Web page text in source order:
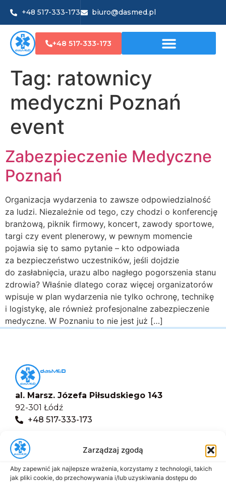
Zarządzaj zgodą
Aby zapewnić jak najlepsze wrażenia, korzystamy z technologii, takich
jak pliki cookie, do przechowywania i/lub uzyskiwania dostępu do
+48 517-333-173 biuro@dasmed.pl
+48 517-333-173
Tag: ratownicy
medyczni Poznań
event
Zabezpieczenie Medyczne
Poznań
Organizacja wydarzenia to zawsze odpowiedzialność
za ludzi. Niezależnie od tego, czy chodzi o konferencję
branżową, piknik firmowy, koncert, zawody sportowe,
targi czy event plenerowy, w pewnym momencie
pojawia się to samo pytanie – kto odpowiada
za bezpieczeństwo uczestników, jeśli dojdzie
do zasłabnięcia, urazu albo nagłego pogorszenia stanu
zdrowia? Właśnie dlatego coraz więcej organizatorów
wpisuje w plan wydarzenia nie tylko ochronę, technikę
i logistykę, ale również profesjonalne zabezpieczenie
medyczne. W Poznaniu to nie jest już […]
al. Marsz. Józefa Piłsudskiego 143
92-301 Łódź
+48 517-333-173
Menu
Start